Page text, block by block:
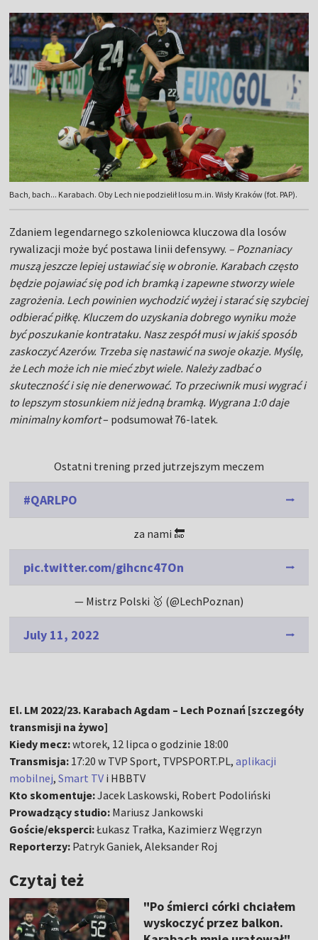
Bach, bach... Karabach. Oby Lech nie podzielił losu m.in. Wisły Kraków (fot. PAP).
Zdaniem legendarnego szkoleniowca kluczowa dla losów
rywalizacji może być postawa linii defensywy. – Poznaniacy
muszą jeszcze lepiej ustawiać się w obronie. Karabach często
będzie pojawiać się pod ich bramką i zapewne stworzy wiele
zagrożenia. Lech powinien wychodzić wyżej i starać się szybciej
odbierać piłkę. Kluczem do uzyskania dobrego wyniku może
być poszukanie kontrataku. Nasz zespół musi w jakiś sposób
zaskoczyć Azerów. Trzeba się nastawić na swoje okazje. Myślę,
że Lech może ich nie mieć zbyt wiele. Należy zadbać o
skuteczność i się nie denerwować. To przeciwnik musi wygrać i
to lepszym stosunkiem niż jedną bramką. Wygrana 1:0 daje
minimalny komfort– podsumował 76-latek.
Ostatni trening przed jutrzejszym meczem
#QARLPO
za nami 🔚
pic.twitter.com/gihcnc47On
— Mistrz Polski 🥇 (@LechPoznan)
July 11, 2022
El. LM 2022/23. Karabach Agdam – Lech Poznań [szczegóły
transmisji na żywo]
Kiedy mecz:wtorek, 12 lipca o godzinie 18:00
Transmisja: 17:20 w TVP Sport, TVPSPORT.PL,aplikacji
mobilnej,Smart TV i HBBTV
Kto skomentuje:Jacek Laskowski, Robert Podoliński
Prowadzący studio: Mariusz Jankowski
Goście/eksperci:Łukasz Trałka, Kazimierz Węgrzyn
Reporterzy: Patryk Ganiek, Aleksander Roj
Czytaj też
"Po śmierci córki chciałem
wyskoczyć przez balkon.